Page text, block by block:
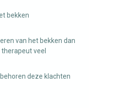
bekken
van het bekken dan
veel
deze klachten